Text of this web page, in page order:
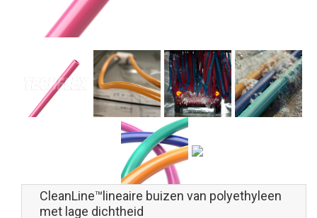
CleanLine™lineaire buizen van polyethyleen
met lage dichtheid